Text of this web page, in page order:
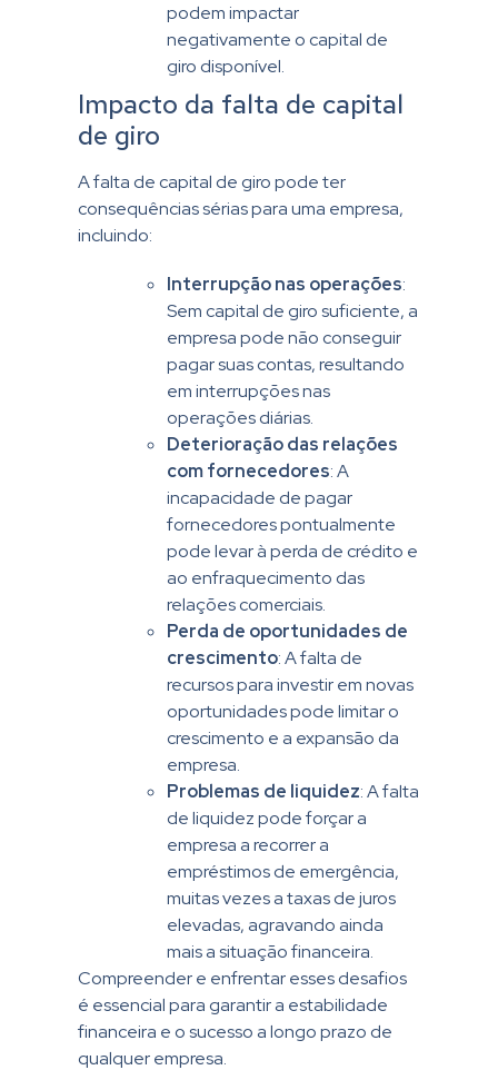
podem impactar
negativamente o capital de
giro disponível.
Impacto da falta de capital
de giro
A falta de capital de giro pode ter
consequências sérias para uma empresa,
incluindo:
Interrupção nas operações:
Sem capital de giro suficiente, a
empresa pode não conseguir
pagar suas contas, resultando
em interrupções nas
operações diárias.
Deterioração das relações
com fornecedores: A
incapacidade de pagar
fornecedores pontualmente
pode levar à perda de crédito e
ao enfraquecimento das
relações comerciais.
Perda de oportunidades de
crescimento: A falta de
recursos para investir em novas
oportunidades pode limitar o
crescimento e a expansão da
empresa.
Problemas de liquidez: A falta
de liquidez pode forçar a
empresa a recorrer a
empréstimos de emergência,
muitas vezes a taxas de juros
elevadas, agravando ainda
mais a situação financeira.
Compreender e enfrentar esses desafios
é essencial para garantir a estabilidade
financeira e o sucesso a longo prazo de
qualquer empresa.